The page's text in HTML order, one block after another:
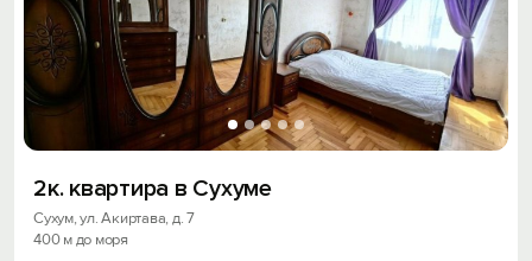
2к. квартира в Сухуме
Сухум, ул. Акиртава, д. 7
400 м до моря